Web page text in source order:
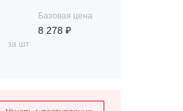
за шт
Базовая цена
8 278 ₽